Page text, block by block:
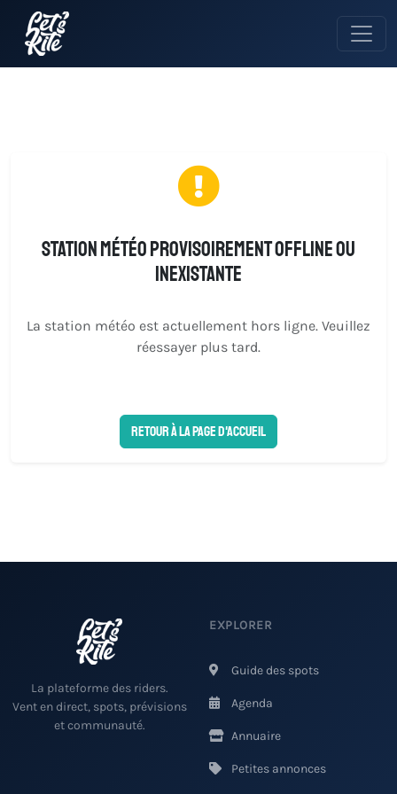
Station météo provisoirement offline ou
inexistante
La station météo est actuellement hors ligne. Veuillez
réessayer plus tard.
Retour à la page d'accueil
La plateforme des riders.
Vent en direct, spots, prévisions
et communauté.
EXPLORER
Guide des spots
Agenda
Annuaire
Petites annonces